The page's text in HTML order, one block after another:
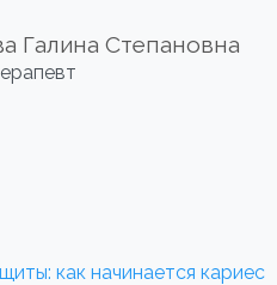
Галина Степановна
как начинается кариес